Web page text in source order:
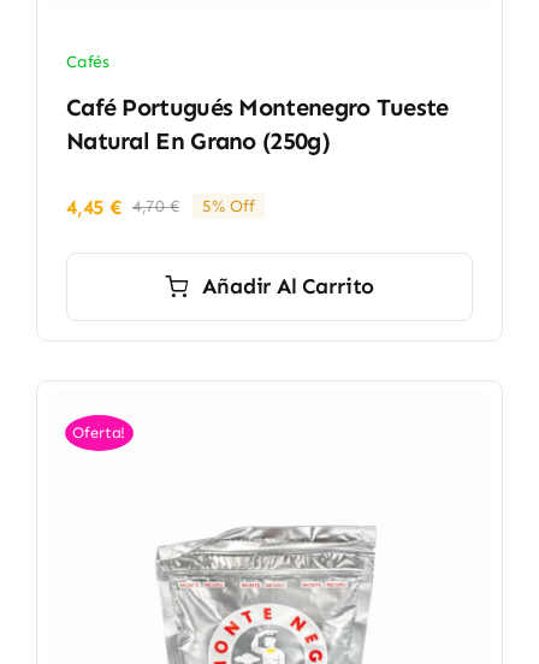
Cafés
Café Portugués Montenegro Tueste
Natural En Grano (250g)
4,70€El
era:
4,45€
El
es:
5% Off
Añadir Al Carrito
Oferta!